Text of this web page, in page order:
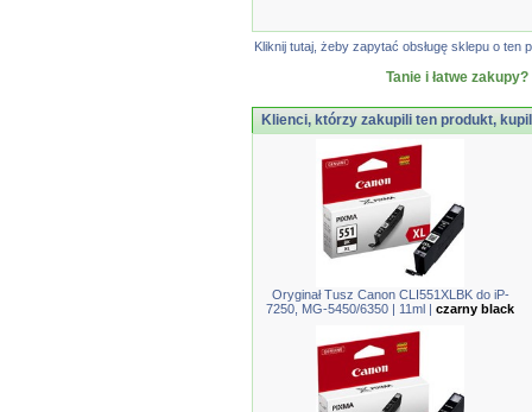
Kliknij tutaj, żeby zapytać obsługę sklepu o
Tanie i łatwe
Klienci, którzy zakupili ten produkt,
Oryginał Tusz Canon CLI551XLBK do iP-
7250, MG-5450/6350 | 11ml | czarny black